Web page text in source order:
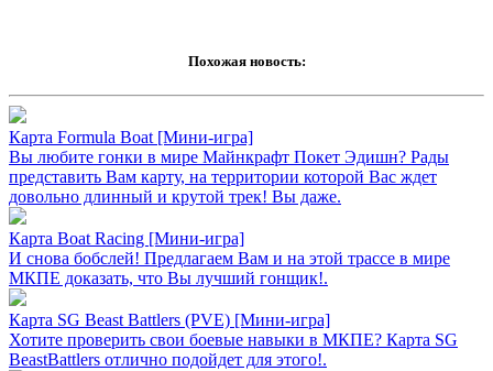
Похожая новость:
Карта Formula Boat [Mини-игра]
Вы любите гонки в мире Майнкрафт Покет Эдишн? Рады
представить Вам карту, на территории которой Вас ждет
довольно длинный и крутой трек! Вы даже.
Карта Boat Racing [Mини-игра]
И снова бобслей! Предлагаем Вам и на этой трассе в мире
МКПЕ доказать, что Вы лучший гонщик!.
Карта SG Beast Battlers (PVE) [Mини-игра]
Хотите проверить свои боевые навыки в МКПЕ? Карта SG
BeastBattlers отлично подойдет для этого!.